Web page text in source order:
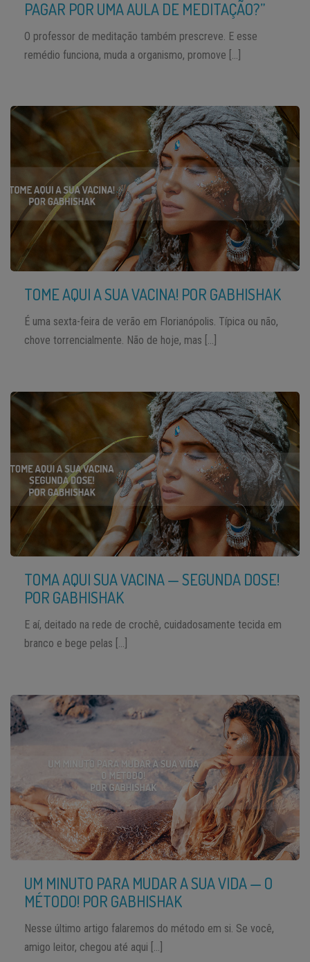
PAGAR POR UMA AULA DE MEDITAÇÃO?”
O professor de meditação também prescreve. E esse
remédio funciona, muda a organismo, promove […]
TOME AQUI A SUA VACINA! POR GABHISHAK
É uma sexta-feira de verão em Florianópolis. Típica ou não,
chove torrencialmente. Não de hoje, mas […]
TOMA AQUI SUA VACINA — SEGUNDA DOSE!
POR GABHISHAK
E aí, deitado na rede de crochê, cuidadosamente tecida em
branco e bege pelas […]
UM MINUTO PARA MUDAR A SUA VIDA — O
MÉTODO! POR GABHISHAK
Nesse último artigo falaremos do método em si. Se você,
amigo leitor, chegou até aqui […]